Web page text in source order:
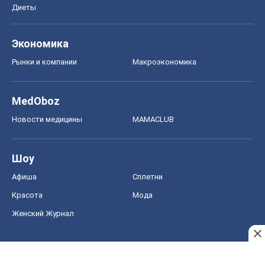
Диеты
Экономика
Рынки и компании Mакроэкономика
MedOboz
Новости медицины MAMACLUB
Шоу
Афиша Сплетни
Красота Мода
Женский Журнал